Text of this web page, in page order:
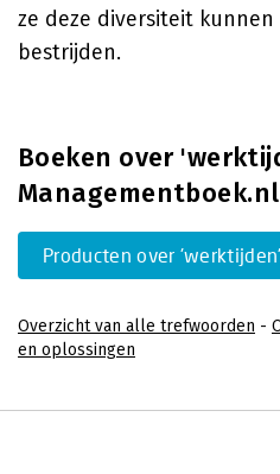
ze deze diversiteit
bestrijden.
Boeken over
Managementboek.nl
Producten over 'werktijden'
Overzicht van alle trefwoorden -
en oplossingen